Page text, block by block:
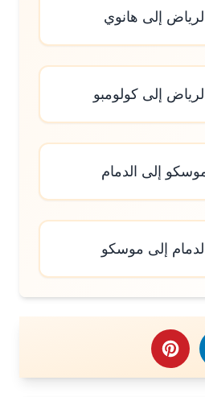
إلى هانوي
إلى كولومبو
الدمام
إلى موسكو